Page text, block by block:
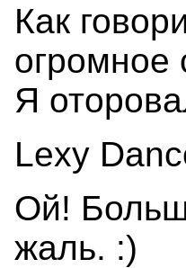
Как
огромное
Я
Lexy
Ой!
жаль. :)